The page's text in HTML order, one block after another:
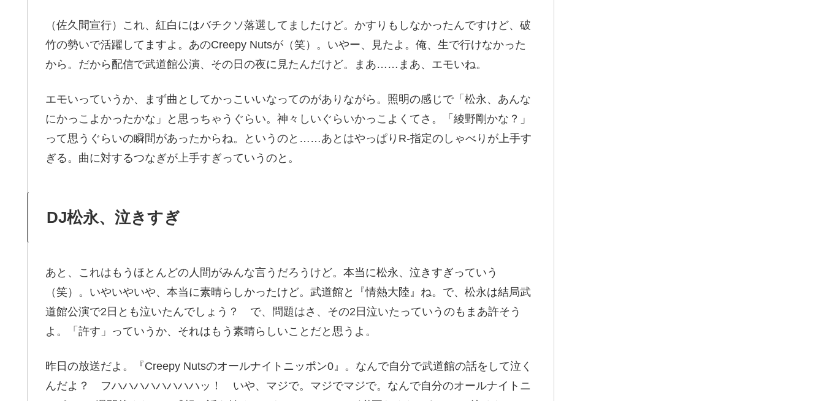
（佐久間宣行）これ、紅白にはバチクソ落選してましたけど。かすりもしなかったんですけど、破
竹の勢いで活躍してますよ。あのCreepy Nutsが（笑）。いやー、見たよ。俺、生で行けなかった
から。だから配信で武道館公演、その日の夜に見たんだけど。まあ……まあ、エモいね。
エモいっていうか、まず曲としてかっこいいなってのがありながら。照明の感じで「松永、あんな
にかっこよかったかな」と思っちゃうぐらい。神々しいぐらいかっこよくてさ。「綾野剛かな？」
って思うぐらいの瞬間があったからね。というのと……あとはやっぱりR-指定のしゃべりが上手す
ぎる。曲に対するつなぎが上手すぎっていうのと。
DJ松永、泣きすぎ
あと、これはもうほとんどの人間がみんな言うだろうけど。本当に松永、泣きすぎっていう
（笑）。いやいやいや、本当に素晴らしかったけど。武道館と『情熱大陸』ね。で、松永は結局武
道館公演で2日とも泣いたんでしょう？ で、問題はさ、その2日泣いたっていうのもまあ許そう
よ。「許す」っていうか、それはもう素晴らしいことだと思うよ。
昨日の放送だよ。『Creepy Nutsのオールナイトニッポン0』。なんで自分で武道館の話をして泣く
んだよ？ フハハハハハハハハッ！ いや、マジで。マジでマジで。なんで自分のオールナイトニ